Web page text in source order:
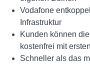
Vodafone
Infrastruktur
Kunden können
kostenfrei mit
Schneller als das